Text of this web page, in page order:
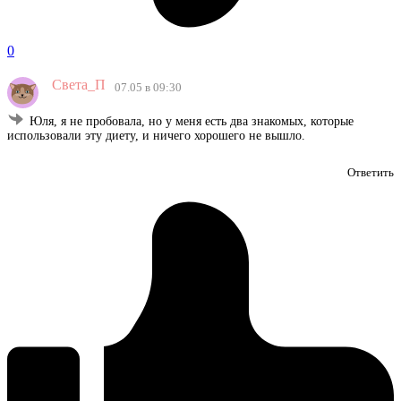
0
Света_П 07.05 в 09:30
Юля, я не пробовала, но у меня есть два знакомых, которые
использовали эту диету, и ничего хорошего не вышло.
Ответить